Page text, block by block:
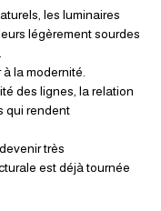
les luminaires
légèrement sourdes
la modernité.
des lignes, la relation
qui rendent
très
est déjà tournée